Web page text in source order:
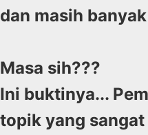
dan masih
Masa sih???
Ini buktinya...
topik yang